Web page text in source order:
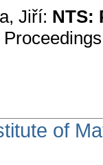
Jiří: NTS:
of